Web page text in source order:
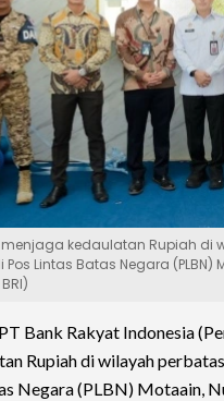
menjaga kedaulatan Rupiah di
Lintas Batas Negara
PT Bank Rakyat Indonesia
Rupiah di wilayah
Negara (PLBN) Motaain,